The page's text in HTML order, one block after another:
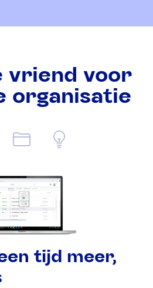
vriend voor
organisatie
tijd meer,